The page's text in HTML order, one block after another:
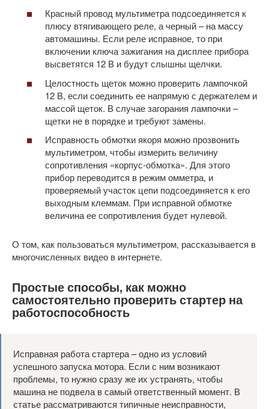
Красный провод мультиметра подсоединяется к
плюсу втягивающего реле, а черный – на массу
автомашины. Если реле исправное, то при
включении ключа зажигания на дисплее прибора
высветятся 12 В и будут слышны щелчки.
Целостность щеток можно проверить лампочкой
12 В, если соединить ее напрямую с держателем и
массой щеток. В случае загорания лампочки –
щетки не в порядке и требуют замены.
Исправность обмотки якоря можно прозвонить
мультиметром, чтобы измерить величину
сопротивления «корпус-обмотка». Для этого
прибор переводится в режим омметра, и
проверяемый участок цепи подсоединяется к его
выходным клеммам. При исправной обмотке
величина ее сопротивления будет нулевой.
О том, как пользоваться мультиметром, рассказывается в
многочисленных видео в интернете.
Простые способы, как можно
самостоятельно проверить стартер на
работоспособность
Исправная работа стартера – одно из условий
успешного запуска мотора. Если с ним возникают
проблемы, то нужно сразу же их устранять, чтобы
машина не подвела в самый ответственный момент. В
статье рассматриваются типичные неисправности,